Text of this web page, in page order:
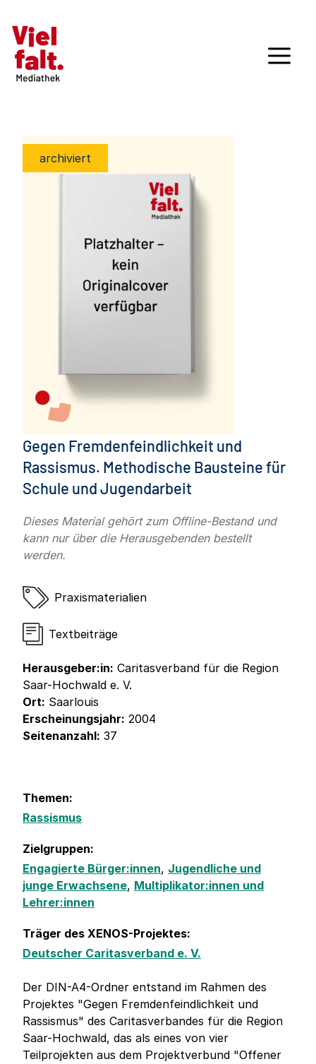
archiviert
Gegen Fremdenfeindlichkeit und
Rassismus. Methodische Bausteine für
Schule und Jugendarbeit
Dieses Material gehört zum Offline-Bestand und
kann nur über die Herausgebenden bestellt
werden.
Praxismaterialien
Textbeiträge
Herausgeber:in: Caritasverband für die Region
Saar-Hochwald e. V.
Ort: Saarlouis
Erscheinungsjahr: 2004
Seitenanzahl: 37
Themen:
Rassismus
Zielgruppen:
Engagierte Bürger:innen, Jugendliche und
junge Erwachsene, Multiplikator:innen und
Lehrer:innen
Träger des XENOS-Projektes:
Deutscher Caritasverband e. V.
Der DIN-A4-Ordner entstand im Rahmen des
Projektes "Gegen Fremdenfeindlichkeit und
Rassismus" des Caritasverbandes für die Region
Saar-Hochwald, das als eines von vier
Teilprojekten aus dem Projektverbund "Offener